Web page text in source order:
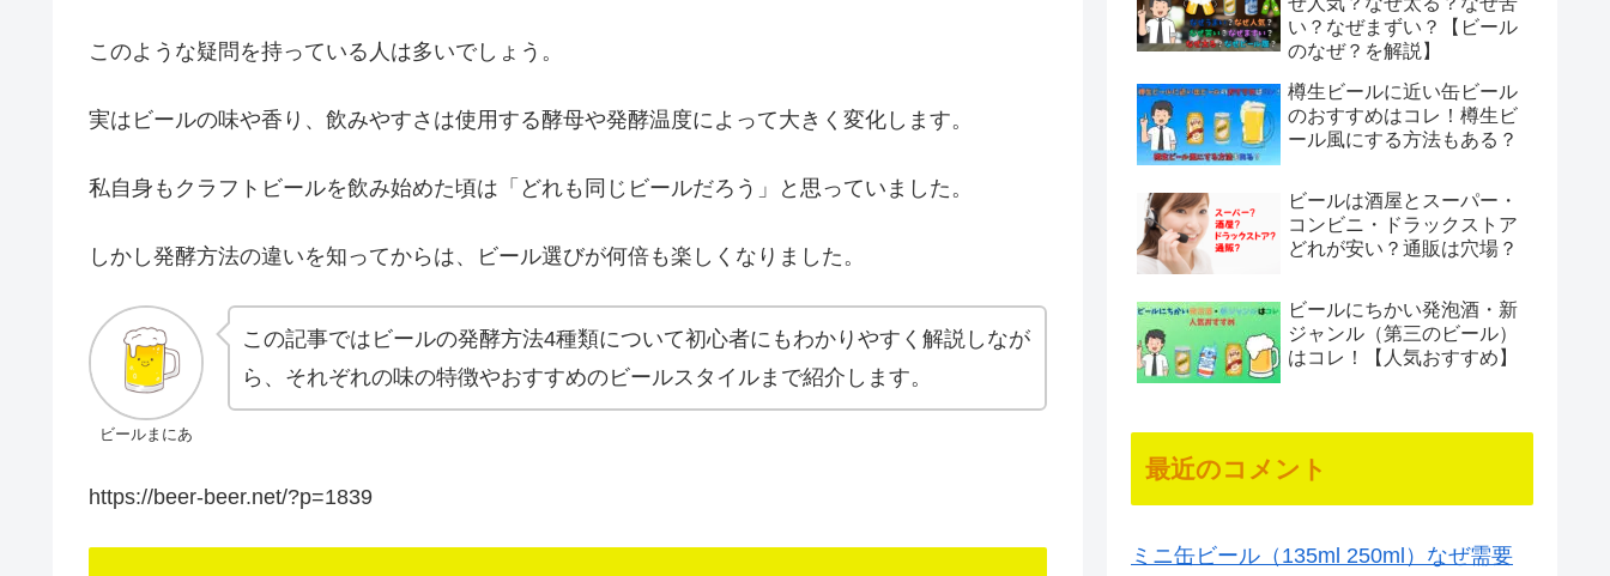
このような疑問を持っている人は多いでしょう。
実はビールの味や香り、飲みやすさは使用する酵母や発酵温度によって大きく変化します。
私自身もクラフトビールを飲み始めた頃は「どれも同じビールだろう」と思っていました。
しかし発酵方法の違いを知ってからは、ビール選びが何倍も楽しくなりました。
ビールまにあ
この記事ではビールの発酵方法4種類について初心者にもわかりやすく解説しなが
ら、それぞれの味の特徴やおすすめのビールスタイルまで紹介します。
https://beer-beer.net/?p=1839
い？なぜまずい？【ビール
のなぜ？を解説】
樽生ビールに近い缶ビール
のおすすめはコレ！樽生ビ
ール風にする方法もある？
ビールは酒屋とスーパー・
コンビニ・ドラックストア
どれが安い？通販は穴場？
ビールにちかい発泡酒・新
ジャンル（第三のビール）
はコレ！【人気おすすめ】
最近のコメント
ミニ缶ビール（135ml 250ml）なぜ需要